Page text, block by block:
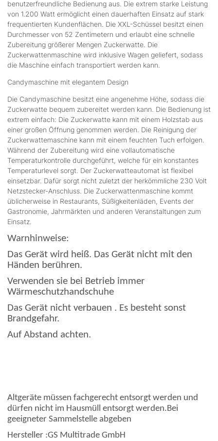
benutzerfreundliche Bedienung aus. Die extrem starke Leistung
von 1.200 Watt ermöglicht einen dauerhaften Einsatz auf stark
frequentierten Kundenflächen. Die XXL-Schüssel besitzt einen
Durchmesser von 52 Zentimetern und erlaubt eine schnelle
Zubereitung größerer Mengen Zuckerwatte. Die
Zuckerwattenmaschine wird inklusive Wagen geliefert, sodass
die Maschine einfach transportiert werden kann.
Candymaschine mit elegantem Design
Die Candymaschine besitzt eine angenehme Höhe, sodass die
Zuckerwatte bequem zubereitet werden kann. Die Bedienung ist
extrem einfach: Die Zuckerwatte kann mit einem Holzstab aus
einer großen Öffnung genommen werden. Die Reinigung der
Zuckerwattemaschine kann mit einem feuchten Tuch erfolgen.
Während der Zubereitung wird eine vollautomatische
Temperaturkontrolle durchgeführt, welche für ein konstantes
Temperaturlevel sorgt. Der Zuckerwatteautomat ist flexibel
einsetzbar. Dafür sorgt nicht zuletzt der herkömmliche 230 Volt
Netzstecker-Anschluss. Die Zuckerwattenmaschine kommt
üblicherweise in Restaurants, Süßigkeitenläden, Events der
Gastronomie, Jahrmärkten und anderen Veranstaltungen zum
Einsatz.
Warnhinweise:
Das Gerät wird heiß. Das Gerät nicht mit den
Händen berühren.
Verwenden sie bei Betrieb immer
Wärmeschutzhandschuhe
Das Gerät nicht verbauen . Es besteht sonst
Brandgefahr.
Auf Abstand achten.
Altgeräte müssen fachgerecht entsorgt werden und
dürfen nicht im Hausmüll entsorgt werden.Bei
geeigneter Sammelstelle abgeben
Hersteller :GS Multitrade GmbH